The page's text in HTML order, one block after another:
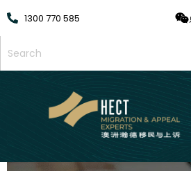
1300 770 585